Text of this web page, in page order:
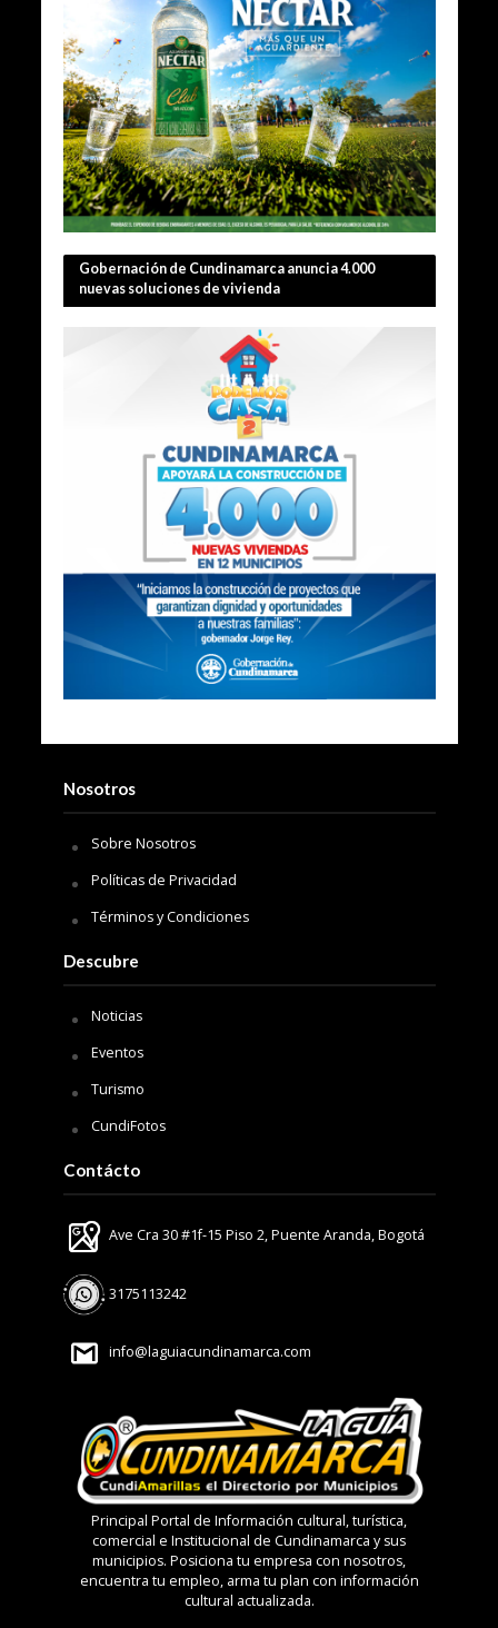
Gobernación de Cundinamarca anuncia 4.000
nuevas soluciones de vivienda
Nosotros
Sobre Nosotros
Políticas de Privacidad
Términos y Condiciones
Descubre
Noticias
Eventos
Turismo
CundiFotos
Contácto
Ave Cra 30 #1f-15 Piso 2, Puente Aranda, Bogotá
3175113242
info@laguiacundinamarca.com
Principal Portal de Información cultural, turística,
comercial e Institucional de Cundinamarca y sus
municipios. Posiciona tu empresa con nosotros,
encuentra tu empleo, arma tu plan con información
cultural actualizada.